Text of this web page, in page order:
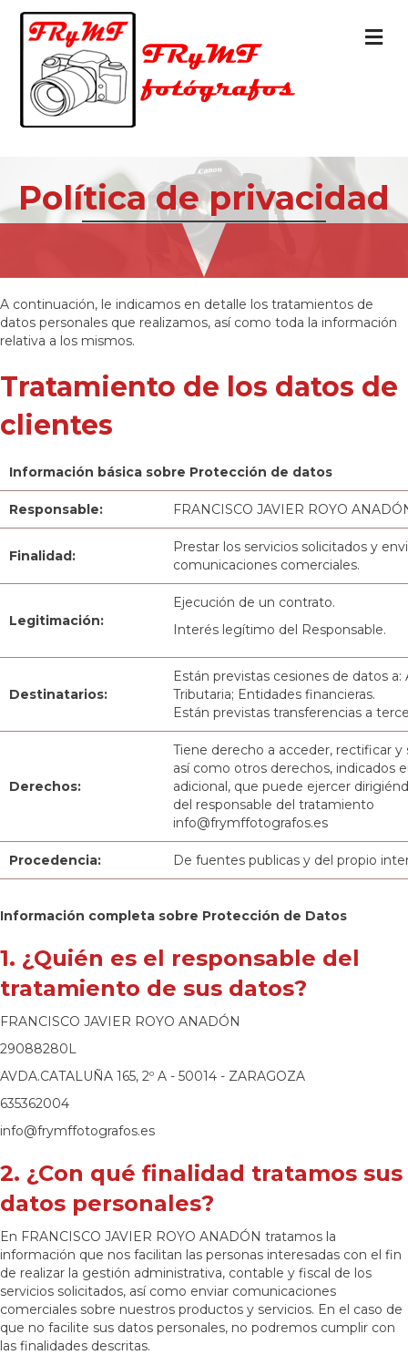
Política de privacidad
A continuación, le indicamos en detalle los tratamientos de
datos personales que realizamos, así como toda la información
relativa a los mismos.
Tratamiento de los datos de
clientes
Información básica sobre Protección de datos
Responsable: FRANCISCO JAVIER ROYO
Finalidad:
Prestar los servicios solicitados y
comunicaciones comerciales.
Legitimación:
Ejecución de un contrato.
Interés legítimo del Responsable.
Destinatarios:
Están previstas cesiones de datos a:
Tributaria; Entidades financieras.
Están previstas transferencias a
Derechos:
Tiene derecho a acceder, rectificar y
así como otros derechos, indicados
adicional, que puede ejercer
del responsable del tratamiento
info@frymffotografos.es
Procedencia: De fuentes publicas y del propio
Información completa sobre Protección de Datos
1. ¿Quién es el responsable del
tratamiento de sus datos?
FRANCISCO JAVIER ROYO ANADÓN
29088280L
AVDA.CATALUÑA 165, 2º A - 50014 - ZARAGOZA
635362004
info@frymffotografos.es
2. ¿Con qué finalidad tratamos sus
datos personales?
En FRANCISCO JAVIER ROYO ANADÓN tratamos la
información que nos facilitan las personas interesadas con el fin
de realizar la gestión administrativa, contable y fiscal de los
servicios solicitados, así como enviar comunicaciones
comerciales sobre nuestros productos y servicios. En el caso de
que no facilite sus datos personales, no podremos cumplir con
las finalidades descritas.